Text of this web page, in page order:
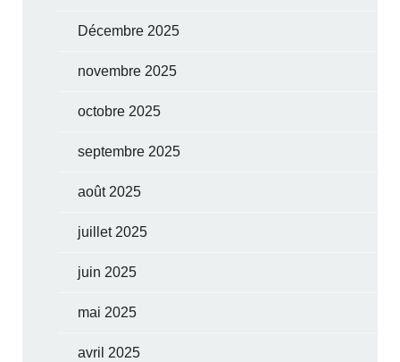
Décembre 2025
novembre 2025
octobre 2025
septembre 2025
août 2025
juillet 2025
juin 2025
mai 2025
avril 2025